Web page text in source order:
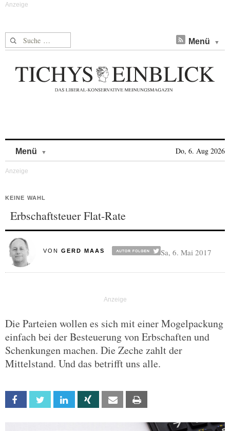
Suche nach: Menü
Menü Do, 6. Aug 2026
KEINE WAHL
Erbschaftsteuer Flat-Rate
VON GERD MAAS Sa, 6. Mai 2017
Die Parteien wollen es sich mit einer Mogelpackung
einfach bei der Besteuerung von Erbschaften und
Schenkungen machen. Die Zeche zahlt der
Mittelstand. Und das betrifft uns alle.
Facebook Twitter Linkedin Xing Email